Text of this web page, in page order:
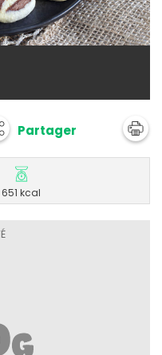
Partager
651 kcal